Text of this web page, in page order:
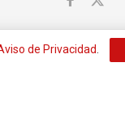
de Privacidad